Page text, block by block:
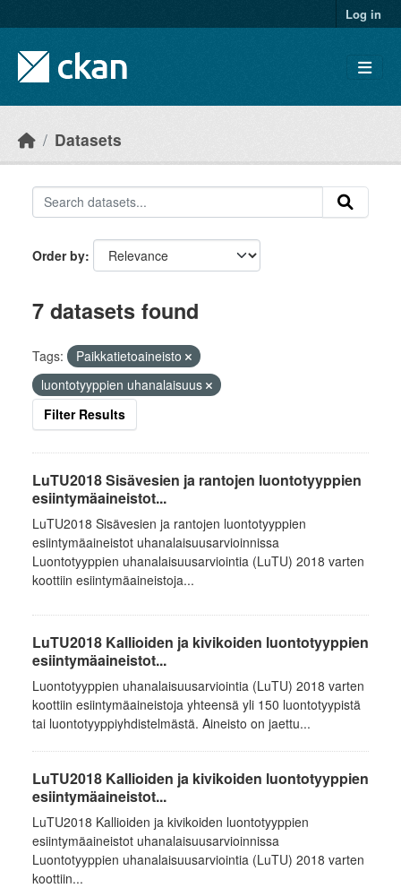
Log in
Datasets
Order by
7 datasets found
Tags:
Paikkatietoaineisto
luontotyyppien uhanalaisuus
Filter Results
LuTU2018 Sisävesien ja rantojen luontotyyppien
esiintymäaineistot...
LuTU2018 Sisävesien ja rantojen luontotyyppien
esiintymäaineistot uhanalaisuusarvioinnissa
Luontotyyppien uhanalaisuusarviointia (LuTU) 2018 varten
koottiin esiintymäaineistoja...
LuTU2018 Kallioiden ja kivikoiden luontotyyppien
esiintymäaineistot...
Luontotyyppien uhanalaisuusarviointia (LuTU) 2018 varten
koottiin esiintymäaineistoja yhteensä yli 150 luontotyypistä
tai luontotyyppiyhdistelmästä. Aineisto on jaettu...
LuTU2018 Kallioiden ja kivikoiden luontotyyppien
esiintymäaineistot...
LuTU2018 Kallioiden ja kivikoiden luontotyyppien
esiintymäaineistot uhanalaisuusarvioinnissa
Luontotyyppien uhanalaisuusarviointia (LuTU) 2018 varten
koottiin...